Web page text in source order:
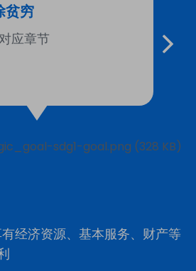
贫穷
应章节
经济资源、基本服务、财产等
46.1%
」超过1,332万元、46.1%
仁响应捐款